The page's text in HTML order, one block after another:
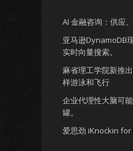
AI 金融咨询：供应
亚马逊DynamoDB
实时向量搜索。
麻省理工学院新推
样游泳和飞行
企业代理性大脑可
罐。
爱思劲 iKnockin for